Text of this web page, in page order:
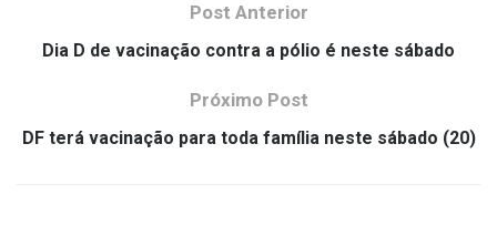
Post Anterior
Dia D de vacinação contra a pólio é neste sábado
Próximo Post
DF terá vacinação para toda família neste sábado (20)